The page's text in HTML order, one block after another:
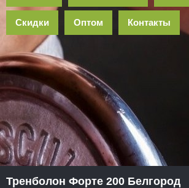
Скидки Оптом Контакты
Тренболон Форте 200 Белгород